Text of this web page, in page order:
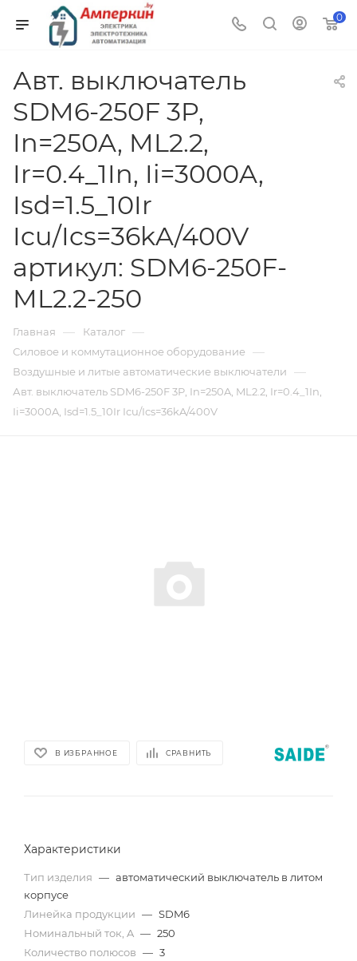
0
Авт. выключатель
SDM6-250F 3P,
In=250A, ML2.2,
Ir=0.4_1In, Ii=3000A,
Isd=1.5_10Ir
Icu/Ics=36kA/400V
артикул: SDM6-250F-
ML2.2-250
Главная — Каталог —
Силовое и коммутационное оборудование —
Воздушные и литые автоматические выключатели —
Авт. выключатель SDM6-250F 3P, In=250A, ML2.2, Ir=0.4_1In,
Ii=3000A, Isd=1.5_10Ir Icu/Ics=36kA/400V
В ИЗБРАННОЕ СРАВНИТЬ
Характеристики
Тип изделия — автоматический выключатель в литом
корпусе
Линейка продукции — SDM6
Номинальный ток, A — 250
Количество полюсов — 3